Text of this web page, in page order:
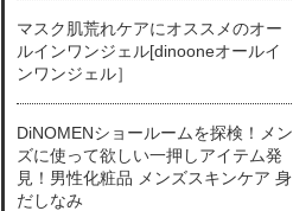
マスク肌荒れケアにオススメのオー
ルインワンジェル[dinooneオールイ
ンワンジェル］
DiNOMENショールームを探検！メン
ズに使って欲しい一押しアイテム発
見！男性化粧品 メンズスキンケア 身
だしなみ